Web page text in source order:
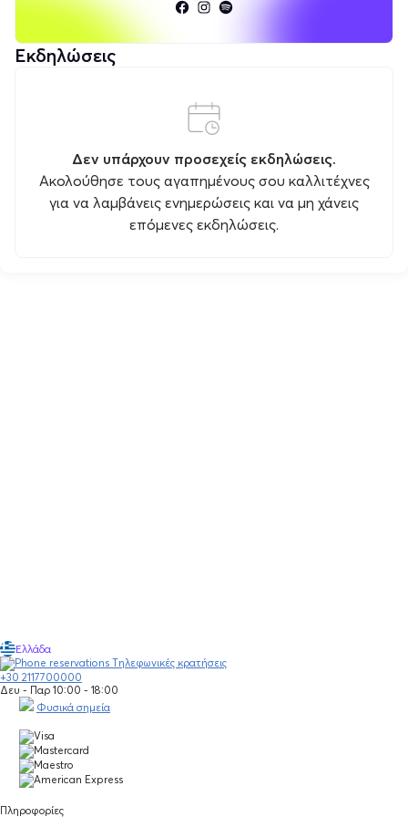
Εκδηλώσεις
Δεν υπάρχουν προσεχείς εκδηλώσεις.
Ακολούθησε τους αγαπημένους σου καλλιτέχνες
για να λαμβάνεις ενημερώσεις και να μη χάνεις
επόμενες εκδηλώσεις.
Ελλάδα
Τηλεφωνικές κρατήσεις
+30 2117700000
Δευ - Παρ 10:00 - 18:00
Φυσικά σημεία
Πληροφορίες